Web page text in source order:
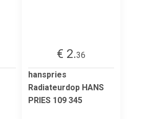
€ 2.36
hanspries
Radiateurdop HANS
PRIES 109 345